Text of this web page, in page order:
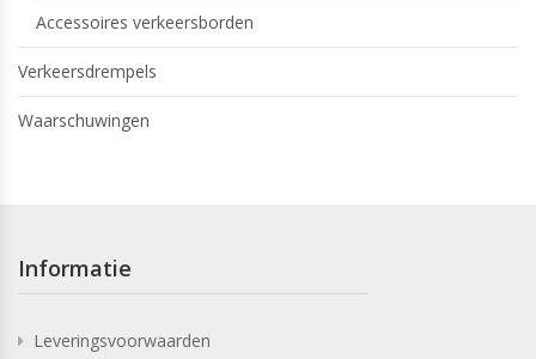
Accessoires verkeersborden
Verkeersdrempels
Waarschuwingen
Informatie
Leveringsvoorwaarden